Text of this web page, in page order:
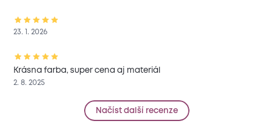
23. 1. 2026
Krásna farba, super cena aj materiál
2. 8. 2025
Načíst další recenze